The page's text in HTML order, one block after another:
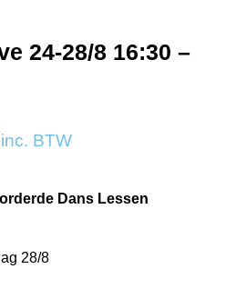
24-28/8 16:30 –
inc. BTW
Dans Lessen
28/8